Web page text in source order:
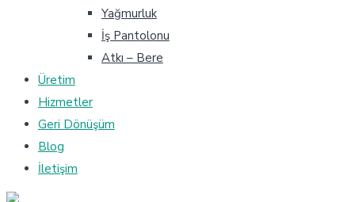
Yağmurluk
İş Pantolonu
Atkı – Bere
Üretim
Hizmetler
Geri Dönüşüm
Blog
İletişim